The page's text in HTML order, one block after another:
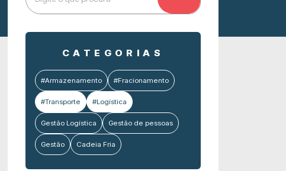
CATEGORIAS
#Armazenamento #Fracionamento
#Transporte #Logística
Gestão Logística Gestão de pessoas
Gestão Cadeia Fria